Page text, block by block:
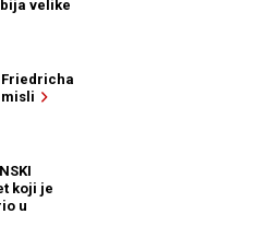
velike
Friedricha
misli
koji je
u